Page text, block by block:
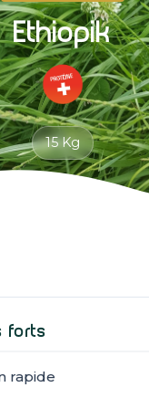
Ethiopik
15 Kg
forts
rapide